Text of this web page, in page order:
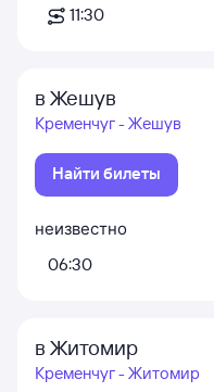
11:30
в Жешув
Кременчуг - Жешув
Найти билеты
неизвестно
06:30
в Житомир
Кременчуг - Житомир